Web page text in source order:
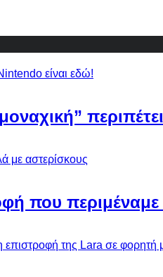
που